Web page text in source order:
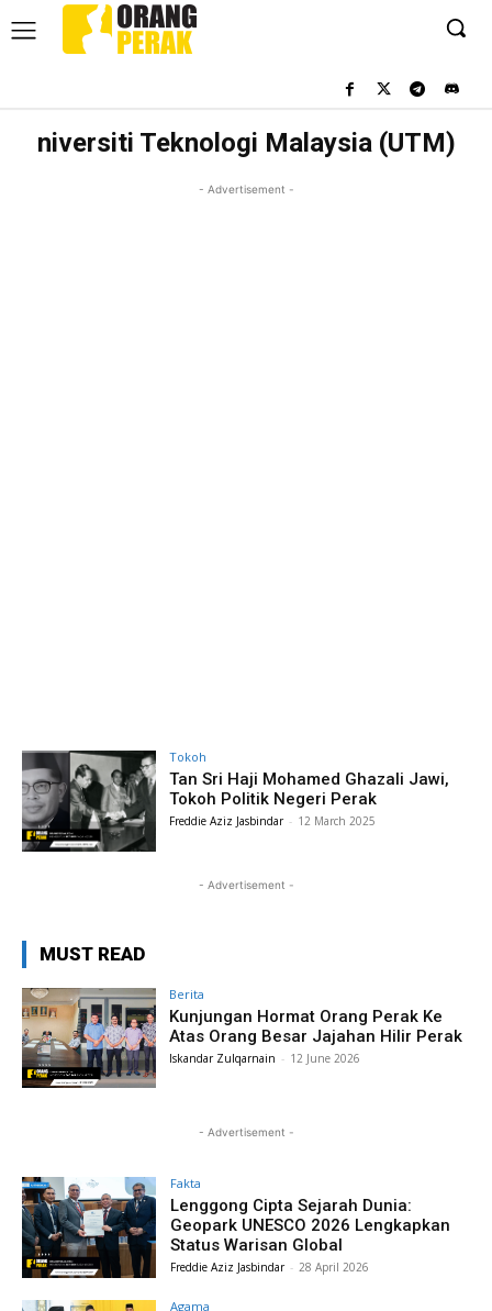
niversiti Teknologi Malaysia (UTM)
- Advertisement -
Tokoh
Tan Sri Haji Mohamed Ghazali Jawi,
Tokoh Politik Negeri Perak
Freddie Aziz Jasbindar - 12 March 2025
- Advertisement -
MUST READ
Berita
Kunjungan Hormat Orang Perak Ke
Atas Orang Besar Jajahan Hilir Perak
Iskandar Zulqarnain - 12 June 2026
- Advertisement -
Fakta
Lenggong Cipta Sejarah Dunia:
Geopark UNESCO 2026 Lengkapkan
Status Warisan Global
Freddie Aziz Jasbindar - 28 April 2026
Agama